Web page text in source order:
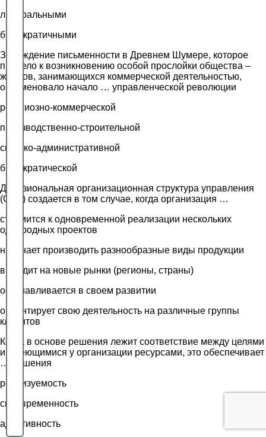
либеральными
бюрократичными
Зарождение письменности в Древнем Шумере, которое
привело к возникновению особой прослойки общества –
жрецов, занимающихся коммерческой деятельностью,
ознаменовало начало … управленческой революции
религиозно-коммерческой
производственно-строительной
светско-административной
бюрократической
Дивизиональная организационная структура управления
(ОСУ) создается в том случае, когда организация …
стремится к одновременной реализации нескольких
однородных проектов
начинает производить разнообразные виды продукции
выходит на новые рынки (регионы, страны)
останавливается в своем развитии
ориентирует свою деятельность на различные группы
клиентов
Когда в основе решения лежит соответствие между целями
и имеющимися у организации ресурсами, это обеспечивает
… решения
реализуемость
своевременность
адаптивность